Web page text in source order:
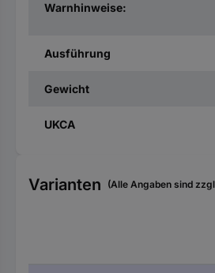
Warnhinweise:
Ausführung
Gewicht
UKCA
Varianten (Alle Angaben sind